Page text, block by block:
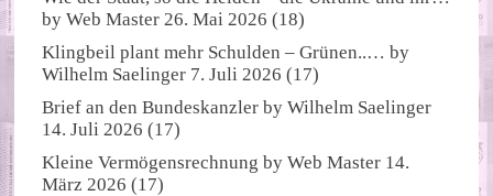
byWeb Master 26. Mai 2026 (18)
Klingbeil plant mehr Schulden – Grünen..… by
Wilhelm Saelinger 7. Juli 2026 (17)
Brief an den Bundeskanzler byWilhelm Saelinger
14. Juli 2026 (17)
Kleine Vermögensrechnung byWeb Master 14.
März 2026 (17)